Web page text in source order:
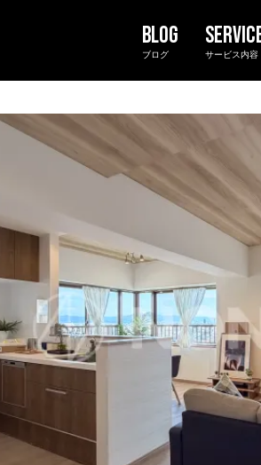
ブログ サービス内容